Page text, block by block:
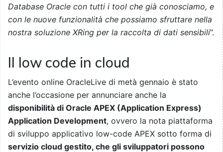
Database Oracle con tutti i tool che già conosciamo, e
con le nuove funzionalità che possiamo sfruttare nella
nostra soluzione XRing per la raccolta di dati sensibili”.
Il low code in cloud
L’evento online OracleLive di metà gennaio è stato
anche l’occasione per annunciare anche la
disponibilità di Oracle APEX (Application Express)
Application Development, ovvero la nota piattaforma
di sviluppo applicativo low-code APEX sotto forma di
servizio cloud gestito, che gli sviluppatori possono